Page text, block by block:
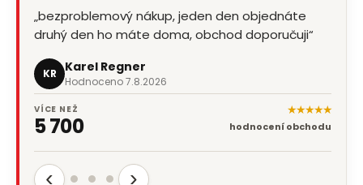
„bezproblemový nákup, jeden den objednáte
druhý den ho máte doma, obchod doporučuji“
KR Karel Regner
Hodnoceno 7.8.2026
„objednávka č.42610461 - magnetická lišta na
nože- jeden den objednána a druhy den
KS Karel Sima
VÍCE NEŽ
5 700
★★★★★